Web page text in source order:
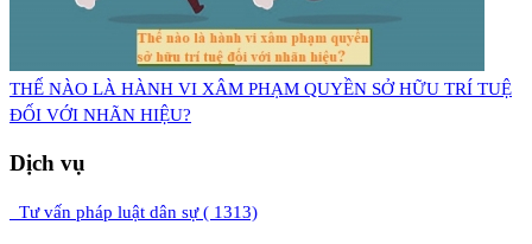
THẾ NÀO LÀ HÀNH VI XÂM PHẠM QUYỀN SỞ HỮU TRÍ TUỆ
ĐỐI VỚI NHÃN HIỆU?
Dịch vụ
Tư vấn pháp luật dân sự ( 1313)